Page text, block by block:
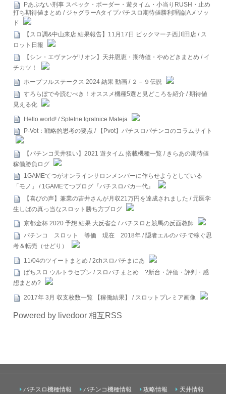
Pあぶない刑事 スペック・ボーダー・遊タイム・小当りRUSH・止め
打ち期待値まとめ / ジャグラーAタイプパチスロ期待値勝利理論|Aメソッ
ド
【スロ調&中山来店 結果報告】11月17日 ビックマーチ西川田店 / ス
ロット日報
【シン・エヴァンゲリオン】天井恩恵・期待値・やめどきまとめ / イ
チカツ！
ホープフルステークス 2024 結果 動画 / ２－９伝説
すろらぼで今読むべき！オススメ機種5選と見どころを紹介 / 期待値
見える化
Hello world! / Spletne Igralnice Mateja
P-Vot：戦略的思考の要点 / 【Pvot】パチスロパチンコのコラムサイト
【パチンコ天井狙い】2021 遊タイム 搭載機種一覧 / きらあの期待値
稼働勝負ログ
1GAMEてつがオンラインサロンメンバーに作らせようとしている
「モノ」 / 1GAMEてつブログ『パチスロバカ一代』
【喜びの声】兼業の吉井さんが月収21万円を達成されました / 元医学
生しばの真っ当なスロット勝ち方ブログ
京都金杯 2020 予想 結果 大反省会 / パチスロと競馬の反面教師
パチンコ スロット 等価 現在 2018年 / 隠者エルのパチで稼ぐ思
考＆転売（せどり）
11/04のツイートまとめ / 2chスロパチまにあ
ぱちスロ ウルトラセブン / スロパチまとめ ?新台・評価・評判・感
想まとめ?
2017年 3月 収支枚数一覧 【稼働結果】 / スロットプレミア画像
Powered by livedoor 相互RSS
パチスロ機種情報 パチンコ機種情報 攻略情報 天井情報